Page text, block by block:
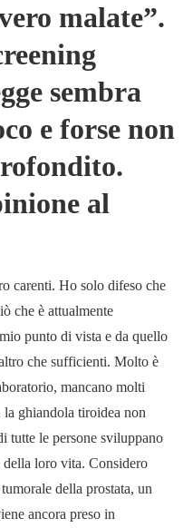
malate”.
sembra
e forse non
al
carenti. Ho solo difeso che
che è attualmente
punto di vista e da quello
che sufficienti. Molto è
mancano molti
ghiandola tiroidea non
tutte le persone sviluppano
loro vita. Considero
della prostata, un
ancora preso in